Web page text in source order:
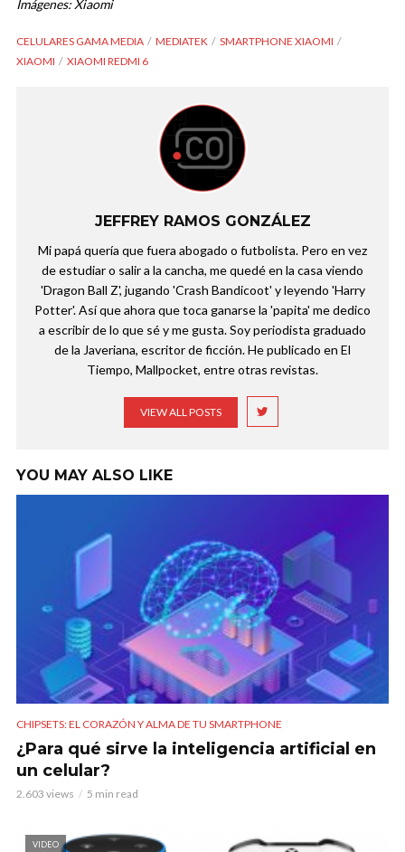
Imágenes: Xiaomi
CELULARES GAMA MEDIA MEDIATEK
SMARTPHONE XIAOMI
XIAOMI
XIAOMI REDMI 6
JEFFREY RAMOS GONZÁLEZ
Mi papá quería que fuera abogado o futbolista. Pero en vez
de estudiar o salir a la cancha, me quedé en la casa viendo
'Dragon Ball Z', jugando 'Crash Bandicoot' y leyendo 'Harry
Potter'. Así que ahora que toca ganarse la 'papita' me dedico
a escribir de lo que sé y me gusta. Soy periodista graduado
de la Javeriana, escritor de ficción. He publicado en El
Tiempo, Mallpocket, entre otras revistas.
VIEW ALL POSTS
YOU MAY ALSO LIKE
CHIPSETS: EL CORAZÓN Y ALMA DE TU SMARTPHONE
¿Para qué sirve la inteligencia artificial en
un celular?
2.603 views 5 min read
VIDEO